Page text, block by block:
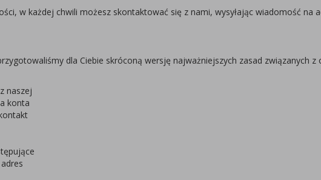
w każdej chwili możesz skontaktować się z nami, wysyłając wiadomość na
dla Ciebie skróconą wersję najważniejszych zasad związanych z
naszej
konta